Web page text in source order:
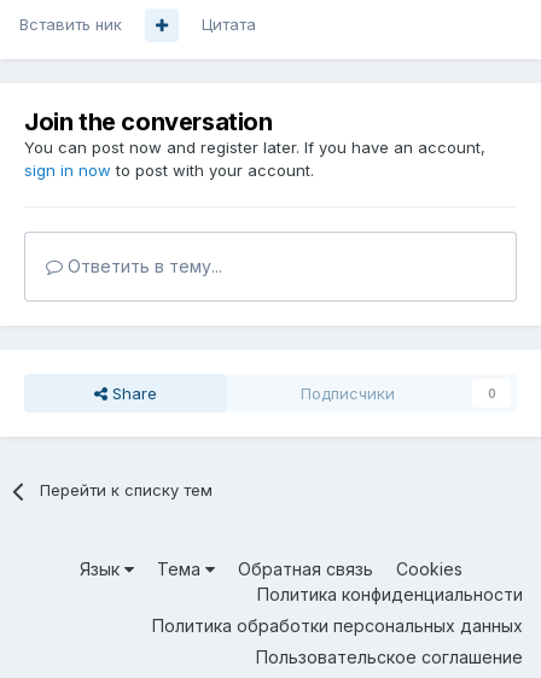
Вставить ник Цитата
Join the conversation
You can post now and register later. If you have an account,
sign in now to post with your account.
Ответить в тему...
Share Подписчики 0
Перейти к списку тем
Язык Тема Обратная связь
Cookies
Политика конфиденциальности
Политика обработки персональных данных
Пользовательское соглашение